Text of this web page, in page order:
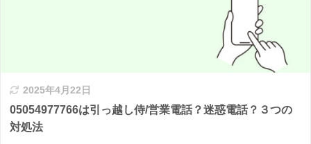
2025年4月22日
05054977766は引っ越し侍/営業電話？迷惑電話？３つの
対処法